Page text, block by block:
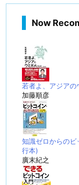
Now
若者よ、アジア
加藤順彦
知識ゼロからの
行本)
廣末紀之